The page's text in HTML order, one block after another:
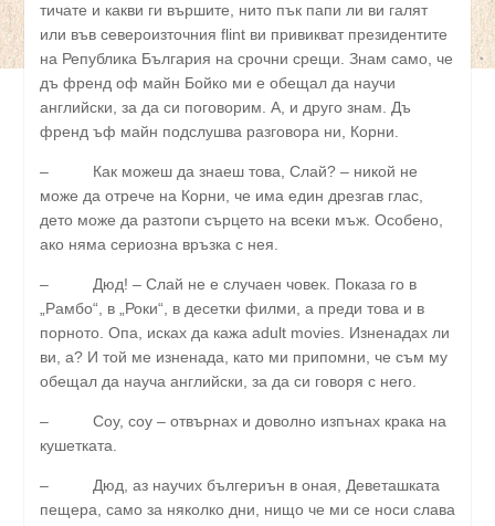
тичате и какви ги вършите, нито пък папи ли ви галят
или във североизточния flint ви привикват президентите
на Република България на срочни срещи. Знам само, че
дъ френд оф майн Бойко ми е обещал да научи
английски, за да си поговорим. А, и друго знам. Дъ
френд ъф майн подслушва разговора ни, Корни.
– Как можеш да знаеш това, Слай? – никой не
може да отрече на Корни, че има един дрезгав глас,
дето може да разтопи сърцето на всеки мъж. Особено,
ако няма сериозна връзка с нея.
– Дюд! – Слай не е случаен човек. Показа го в
„Рамбо“, в „Роки“, в десетки филми, а преди това и в
порното. Опа, исках да кажа adult movies . Изненадах ли
ви, а? И той ме изненада, като ми припомни, че съм му
обещал да науча английски, за да си говоря с него.
– Соу, соу – отвърнах и доволно изпънах крака на
кушетката.
– Дюд, аз научих бългериън в оная, Деветашката
пещера, само за няколко дни, нищо че ми се носи слава